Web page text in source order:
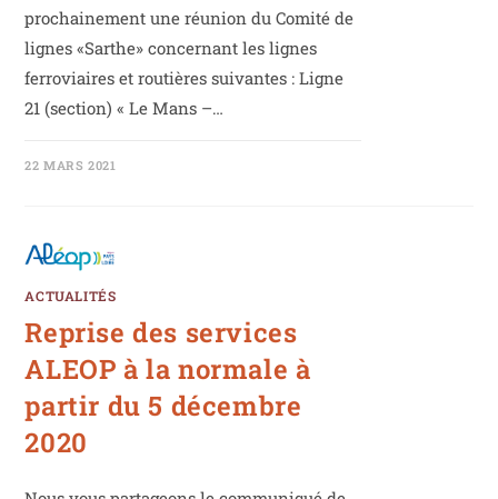
prochainement une réunion du Comité de
lignes «Sarthe» concernant les lignes
ferroviaires et routières suivantes : Ligne
21 (section) « Le Mans –…
22 MARS 2021
ACTUALITÉS
Reprise des services
ALEOP à la normale à
partir du 5 décembre
2020